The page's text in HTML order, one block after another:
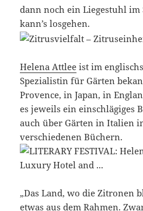
dann noch ein Liegestuhl im
kann’s losgehen.
Helena Attlee ist im
Spezialistin für Gärten
Provence, in Japan, in
es jeweils ein einschlägiges
auch über Gärten in Italien
verschiedenen Büchern.
„Das Land, wo die Zitronen
etwas aus dem Rahmen.